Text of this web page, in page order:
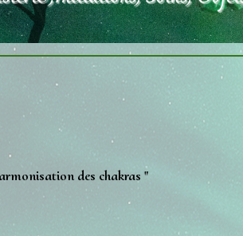
des chakras "